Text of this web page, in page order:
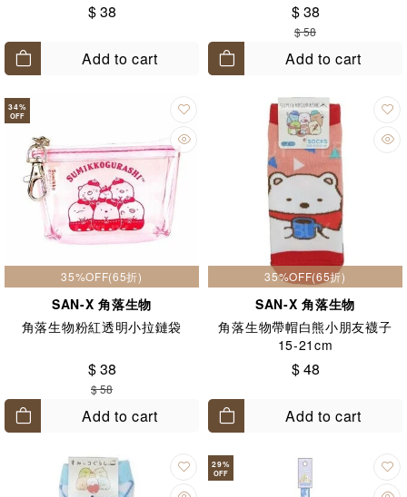
$ 38
Add to cart
$ 38
$ 58
Add to cart
34%
OFF
35%OFF(65折)
SAN-X 角落生物
角落生物粉紅透明小拉鏈袋
$ 38
$ 58
Add to cart
35%OFF(65折)
SAN-X 角落生物
角落生物帶帽白熊小朋友襪子
15-21cm
$ 48
Add to cart
29%
OFF